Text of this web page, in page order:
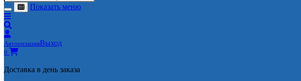
Показать меню
АвторизацияВыход
0
Доставка в день заказа